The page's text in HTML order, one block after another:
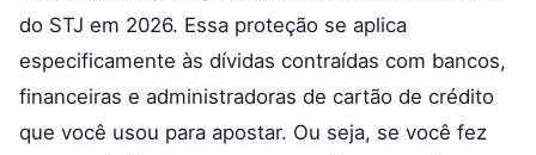
do STJ em 2026. Essa proteção se aplica
especificamente às dívidas contraídas com bancos,
financeiras e administradoras de cartão de crédito
que você usou para apostar. Ou seja, se você fez